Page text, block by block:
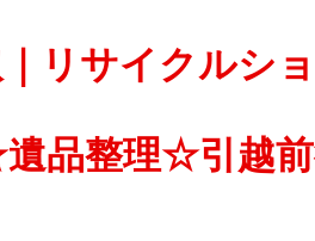
リサイクルシ
品整理☆引越